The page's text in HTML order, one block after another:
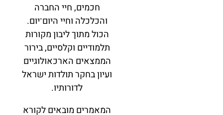
חכמים, חיי החברה
והכלכלה וחיי היום־יום.
הכול מתוך ליבון מקורות
תלמודיים וקלסיים, בירור
הממצאים הארכאולוגיים
ועיון בחקר תולדות ישראל
לדורותיו.
המאמרים מובאים לקורא